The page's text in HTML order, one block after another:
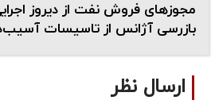
مجوزهای فروش نفت از دیروز
بازرسی آژانس از تاسیسات
ارسال نظر